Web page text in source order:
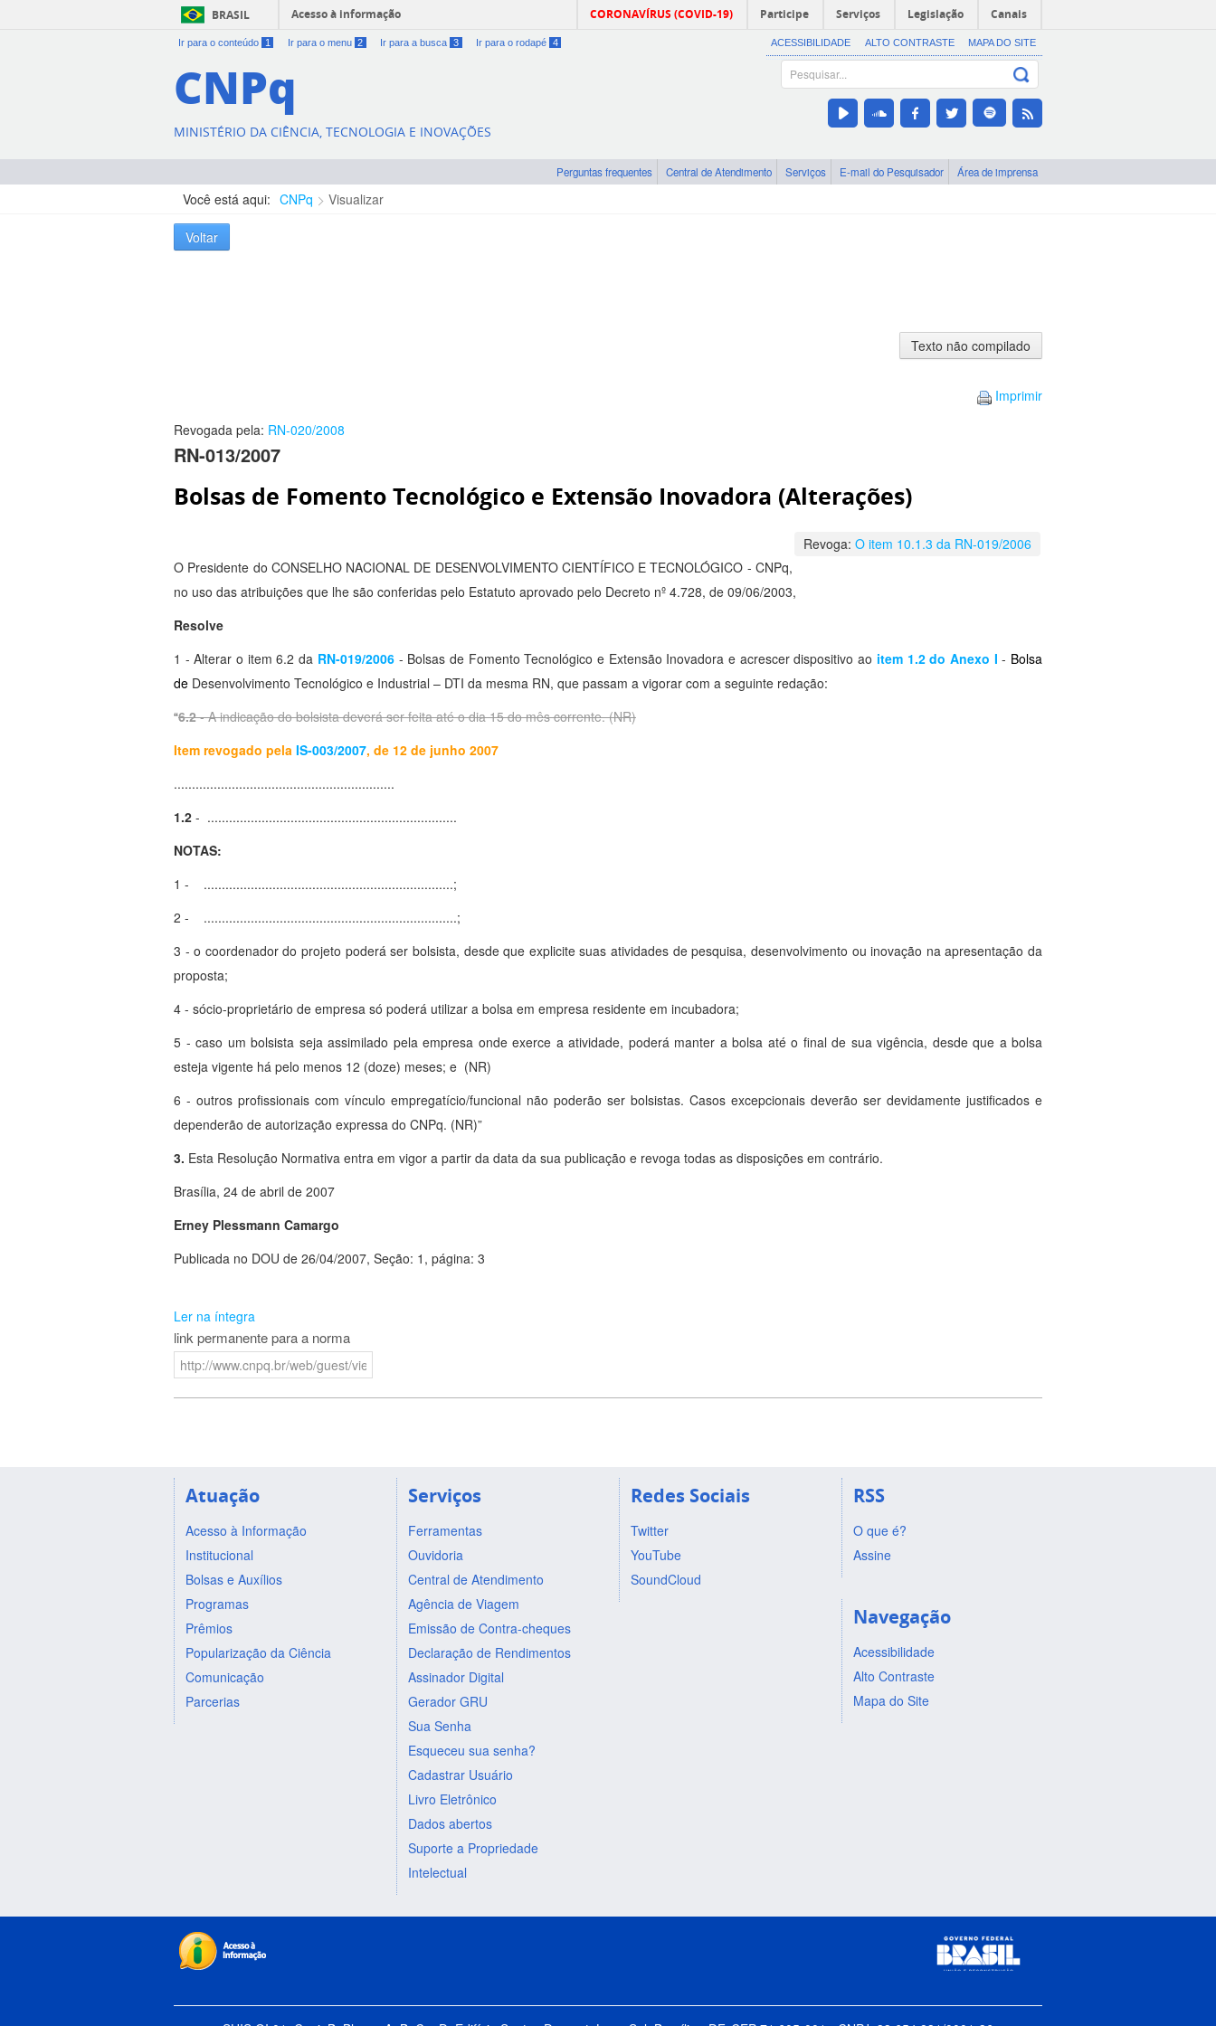
BRASIL Acesso à informação CORONAVÍRUS (COVID-19) Participe Serviços Legislação Canais
Ir para o conteúdo 1 Ir para o menu 2 Ir para a busca 3 Ir para o rodapé 4 ACESSIBILIDADE ALTO CONTRASTE MAPA DO SITE
CNPq
MINISTÉRIO DA CIÊNCIA, TECNOLOGIA E INOVAÇÕES
Perguntas frequentes Central de Atendimento Serviços E-mail do Pesquisador Área de imprensa
Você está aqui: CNPq Visualizar
Voltar
Texto não compilado
Imprimir
Revogada pela: RN-020/2008
RN-013/2007
Bolsas de Fomento Tecnológico e Extensão Inovadora (Alterações)
Revoga: O item 10.1.3 da RN-019/2006
O Presidente do CONSELHO NACIONAL DE DESENVOLVIMENTO CIENTÍFICO E TECNOLÓGICO - CNPq,
no uso das atribuições que lhe são conferidas pelo Estatuto aprovado pelo Decreto nº 4.728, de 09/06/2003,
Resolve
1 - Alterar o item 6.2 da RN-019/2006- Bolsas de Fomento Tecnológico e Extensão Inovadora e acrescer dispositivo ao item 1.2 do Anexo I - Bolsa
de Desenvolvimento Tecnológico e Industrial – DTI da mesma RN, que passam a vigorar com a seguinte redação:
“6.2- A indicação do bolsista deverá ser feita até o dia 15 do mês corrente. (NR)
Item revogado pela IS-003/2007, de 12 de junho 2007
.............................................................
1.2 - .....................................................................
NOTAS:
1 - .....................................................................;
2 - ......................................................................;
3 - o coordenador do projeto poderá ser bolsista, desde que explicite suas atividades de pesquisa, desenvolvimento ou inovação na apresentação da
proposta;
4 - sócio-proprietário de empresa só poderá utilizar a bolsa em empresa residente em incubadora;
5 - caso um bolsista seja assimilado pela empresa onde exerce a atividade, poderá manter a bolsa até o final de sua vigência, desde que a bolsa
esteja vigente há pelo menos 12 (doze) meses; e (NR)
6 - outros profissionais com vínculo empregatício/funcional não poderão ser bolsistas. Casos excepcionais deverão ser devidamente justificados e
dependerão de autorização expressa do CNPq. (NR)”
3. Esta Resolução Normativa entra em vigor a partir da data da sua publicação e revoga todas as disposições em contrário.
Brasília, 24 de abril de 2007
Erney Plessmann Camargo
Publicada no DOU de 26/04/2007, Seção: 1, página: 3
Ler na íntegra
link permanente para a norma
Atuação
Acesso à Informação
Institucional
Bolsas e Auxílios
Programas
Prêmios
Popularização da Ciência
Comunicação
Parcerias
Serviços
Ferramentas
Ouvidoria
Central de Atendimento
Agência de Viagem
Emissão de Contra-cheques
Declaração de Rendimentos
Assinador Digital
Gerador GRU
Sua Senha
Esqueceu sua senha?
Cadastrar Usuário
Livro Eletrônico
Dados abertos
Suporte a Propriedade
Intelectual
Redes Sociais
Twitter
YouTube
SoundCloud
RSS
O que é?
Assine
Navegação
Acessibilidade
Alto Contraste
Mapa do Site